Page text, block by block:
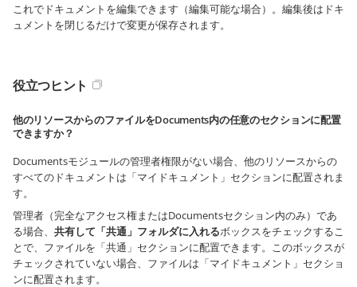
これでドキュメントを編集できます（編集可能な場合）。編集後はドキ
ュメントを閉じるだけで変更が保存されます。
役立つヒント
他のリソースからのファイルをDocuments内の任意のセクションに配置
できますか？
Documentsモジュールの管理者権限がない場合、他のリソースからの
すべてのドキュメントは「マイドキュメント」セクションに配置されま
す。
管理者（完全なアクセス権またはDocumentsセクション内のみ）であ
る場合、 共有して「共通」フォルダに入れるボックスをチェックするこ
とで、ファイルを「共通」セクションに配置できます。このボックスが
チェックされていない場合、ファイルは「マイドキュメント」セクショ
ンに配置されます。